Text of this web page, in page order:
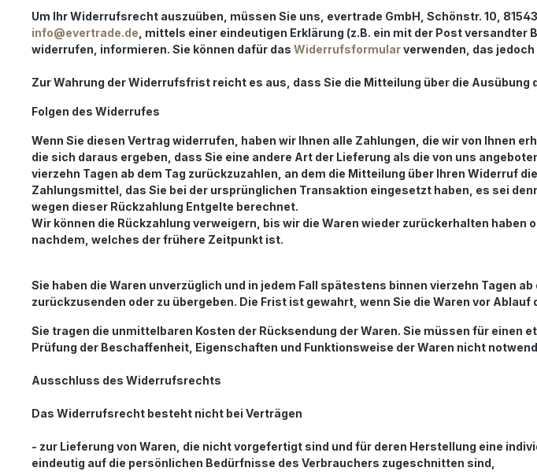
Um Ihr Widerrufsrecht auszuüben, müssen Sie uns, evertrade GmbH, Schönstr. 10,
info@evertrade.de , mittels einer eindeutigen Erklärung (z.B. ein mit der Post
widerrufen, informieren. Sie können dafür das Widerrufsformularverwenden, das
Zur Wahrung der Widerrufsfrist reicht es aus, dass Sie die Mitteilung über die
Folgen des Widerrufes
Wenn Sie diesen Vertrag widerrufen, haben wir Ihnen alle Zahlungen, die wir von Ihnen
die sich daraus ergeben, dass Sie eine andere Art der Lieferung als die von uns
vierzehn Tagen ab dem Tag zurückzuzahlen, an dem die Mitteilung über Ihren Widerruf
Zahlungsmittel, das Sie bei der ursprünglichen Transaktion eingesetzt haben, es sei
wegen dieser Rückzahlung Entgelte berechnet.
Wir können die Rückzahlung verweigern, bis wir die Waren wieder zurückerhalten
nachdem, welches der frühere Zeitpunkt ist.
Sie haben die Waren unverzüglich und in jedem Fall spätestens binnen vierzehn Tagen
zurückzusenden oder zu übergeben. Die Frist ist gewahrt, wenn Sie die Waren vor Ablauf
Sie tragen die unmittelbaren Kosten der Rücksendung der Waren. Sie müssen für
Prüfung der Beschaffenheit, Eigenschaften und Funktionsweise der Waren nicht
Ausschluss des Widerrufsrechts
Das Widerrufsrecht besteht nicht bei Verträgen
- zur Lieferung von Waren, die nicht vorgefertigt sind und für deren Herstellung eine
eindeutig auf die persönlichen Bedürfnisse des Verbrauchers zugeschnitten sind,